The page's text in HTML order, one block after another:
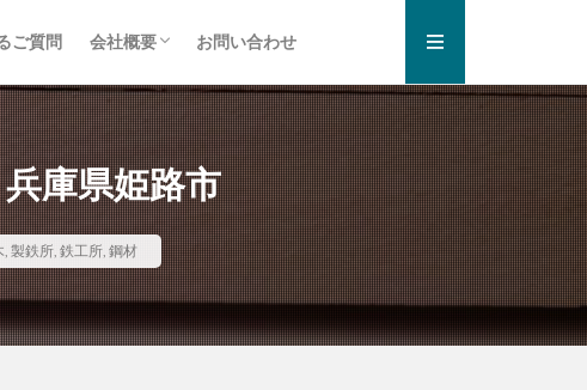
ご質問 会社概要
お知らせ一覧
プライバシーポリシー
お問い合わせ
庫県姫路市
, 製鉄所, 鉄工所, 鋼材